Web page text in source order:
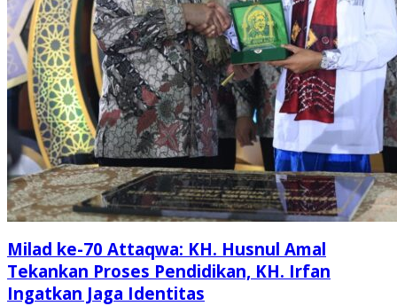
Milad ke-70 Attaqwa: KH. Husnul Amal
Tekankan Proses Pendidikan, KH. Irfan
Ingatkan Jaga Identitas